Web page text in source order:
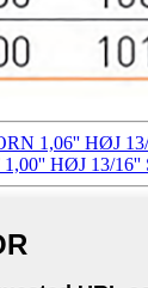
1,06'' HØJ
HØJ 13/